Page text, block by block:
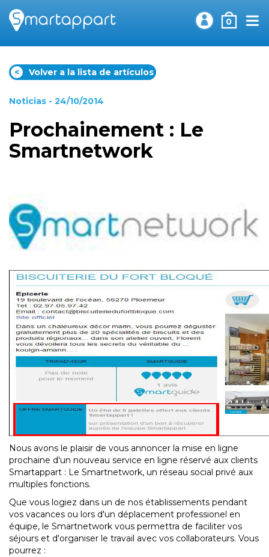
0
< Volver a la lista de artículos
Noticias - 24/10/2014
Prochainement : Le
Smartnetwork
Nous avons le plaisir de vous annoncer la mise en ligne
prochaine d'un nouveau service en ligne réservé aux clients
Smartappart : Le Smartnetwork, un réseau social privé aux
multiples fonctions.
Que vous logiez dans un de nos établissements pendant
vos vacances ou lors d'un déplacement professionel en
équipe, le Smartnetwork vous permettra de faciliter vos
séjours et d'organiser le travail avec vos collaborateurs. Vous
pourrez :